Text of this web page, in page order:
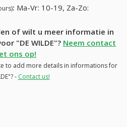
: Ma-Vr: 10-19, Za-Zo:
of wilt u meer informatie in
"DE WILDE"? Neem contact
ons op!
to add more details in informations for
- Contact us!